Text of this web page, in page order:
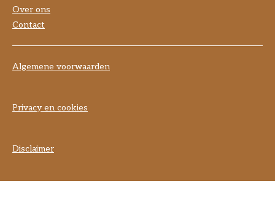
Over ons
Contact
Algemene voorwaarden
Privacy en cookies
Disclaimer